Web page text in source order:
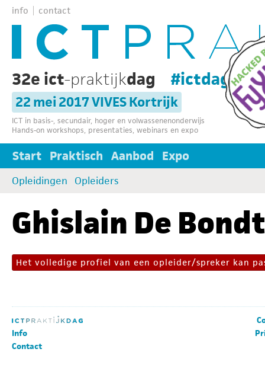
info contact
32e ict-praktijkdag #ictdag32
22 mei 2017 VIVES Kortrijk
ICT in basis-, secundair, hoger en volwassenenonderwijs
Hands-on workshops, presentaties, webinars en expo
Start Praktisch Aanbod Expo
Opleidingen Opleiders
Ghislain De Bondt
Het volledige profiel van een opleider/spreker kan
Info
Contact